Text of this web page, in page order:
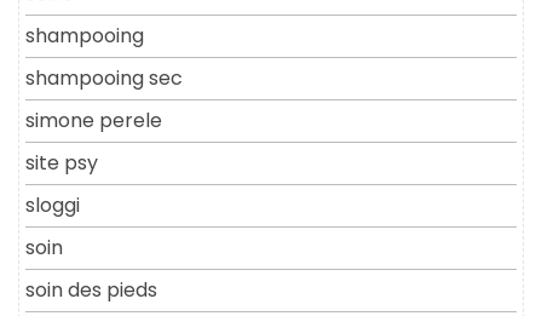
shampooing
shampooing sec
simone perele
site psy
sloggi
soin
soin des pieds